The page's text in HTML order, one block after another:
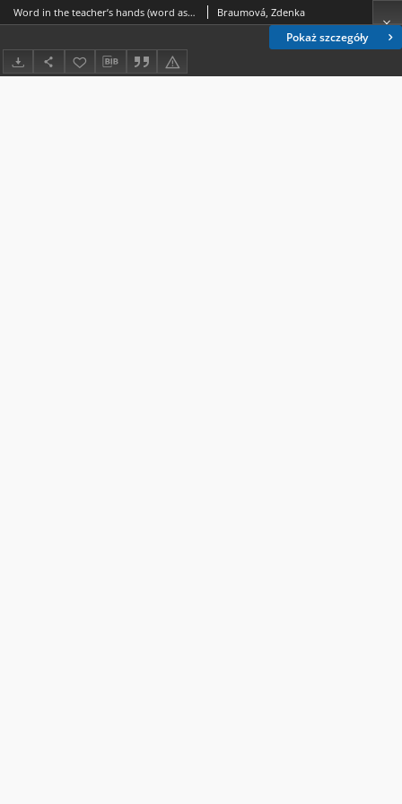
Pokaż szczegóły
Word in the teacher’s hands (word as a didactic tool) Braumová, Zdenka